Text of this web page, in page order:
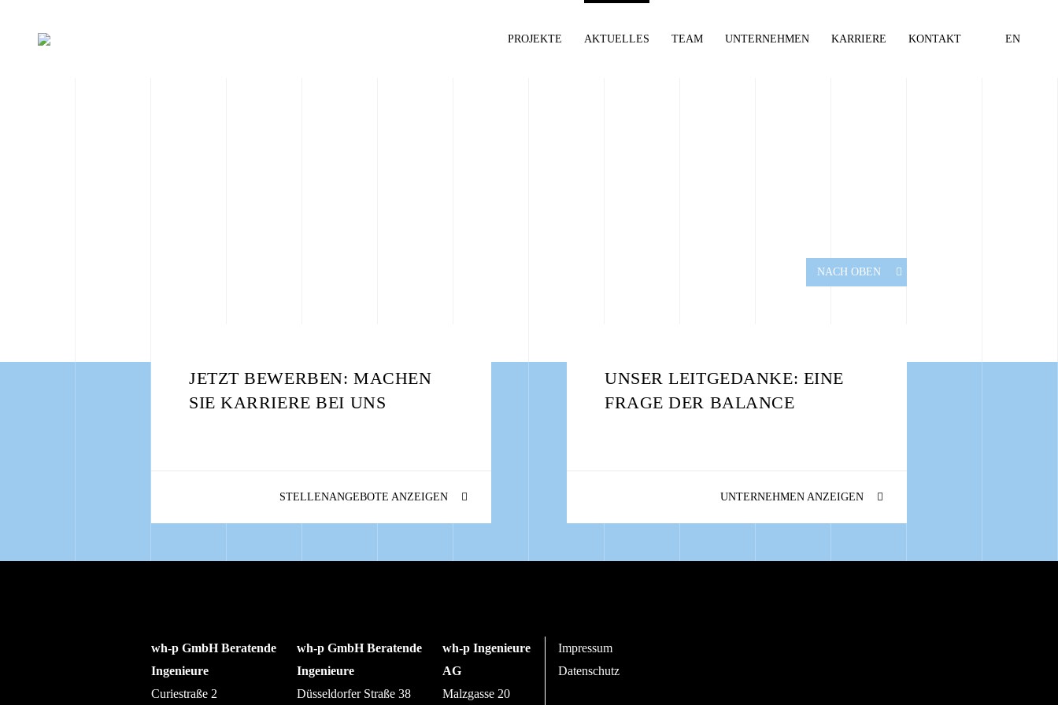
EN
PROJEKTE AKTUELLES TEAM UNTERNEHMEN KARRIERE KONTAKT
NACH OBEN
JETZT BEWERBEN: MACHEN
SIE KARRIERE BEI UNS
STELLENANGEBOTE ANZEIGEN
UNSER LEITGEDANKE: EINE
FRAGE DER BALANCE
UNTERNEHMEN ANZEIGEN
wh-p GmbH Beratende
Ingenieure
Curiestraße 2
wh-p GmbH Beratende
Ingenieure
Düsseldorfer Straße 38
wh-p Ingenieure
AG
Malzgasse 20
Impressum
Datenschutz